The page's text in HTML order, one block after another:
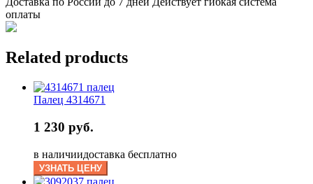
оплаты
Related products
Палец 4314671
1 230 руб.
в наличиидоставка бесплатно
УЗНАТЬ ЦЕНУ